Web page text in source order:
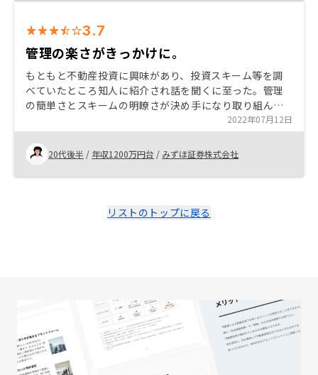
3.7
管理の楽さがきっかけに。
もともと不動産投資に興味があり、投資スキーム等を調
べていたところ知人に紹介され話を聞くに至った。管理
の簡単さとスキームの明瞭さが決め手になり取り組ん
だ。物件はもう少し割安、かつワイドレンジで紹介いた
だけると追加を検討する材料になるとおもう。
2022年07月12日
20代後半 / 年収1200万円台 / みずほ証券株式会社
リストのトップに戻る